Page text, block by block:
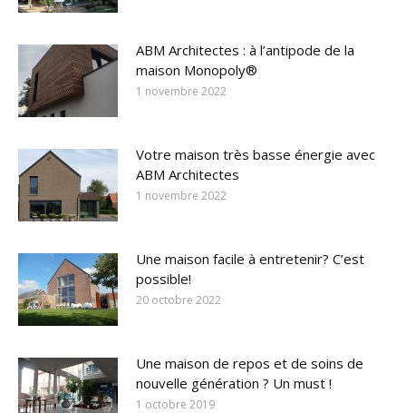
ABM Architectes : à l’antipode de la
maison Monopoly®
1 novembre 2022
Votre maison très basse énergie avec
ABM Architectes
1 novembre 2022
Une maison facile à entretenir? C’est
possible!
20 octobre 2022
Une maison de repos et de soins de
nouvelle génération ? Un must !
1 octobre 2019